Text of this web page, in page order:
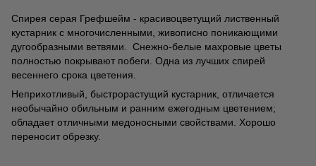
Спирея серая Грефшейм - красивоцветущий лиственный
кустарник с многочисленными, живописно поникающими
дугообразными ветвями. Снежно-белые махровые цветы
полностью покрывают побеги. Одна из лучших спирей
весеннего срока цветения.
Неприхотливый, быстрорастущий кустарник, отличается
необычайно обильным и ранним ежегодным цветением;
обладает отличными медоносными свойствами. Хорошо
переносит обрезку.